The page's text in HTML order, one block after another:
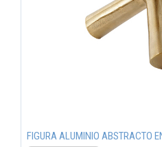
FIGURA ALUMINIO ABSTRACTO